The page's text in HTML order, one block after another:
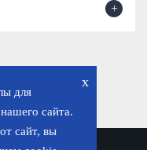
+
x
для
сайта.
сайт, вы